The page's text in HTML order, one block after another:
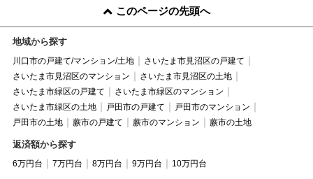
このページの先頭へ
地域から探す
川口市の戸建て/マンション/土地
さいたま市見沼区の戸建て
さいたま市見沼区のマンション
さいたま市見沼区の土地
さいたま市緑区の戸建て
さいたま市緑区のマンション
さいたま市緑区の土地
戸田市の戸建て
戸田市のマンション
戸田市の土地
蕨市の戸建て 蕨市のマンション 蕨市の土地
返済額から探す
6万円台 7万円台 8万円台 9万円台 10万円台